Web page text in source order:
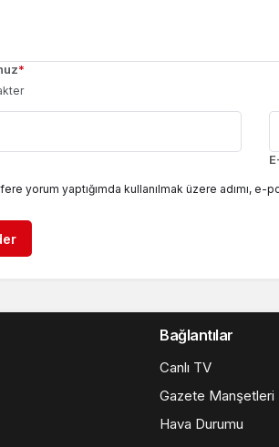
*
yorum yaptığımda kullanılmak üzere adımı,
Bağlantılar
Canlı TV
Gazete Manşetleri
Hava Durumu